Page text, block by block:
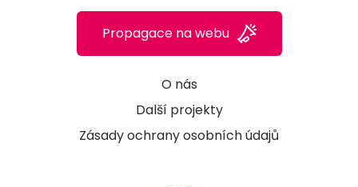
O nás
Další projekty
Zásady ochrany osobních údajů
Propagace na webu